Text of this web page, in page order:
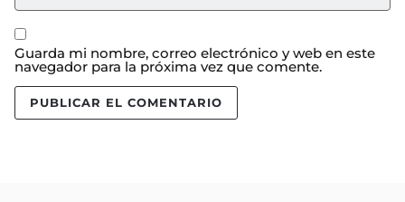
Guarda mi nombre, correo electrónico y web en este
navegador para la próxima vez que comente.